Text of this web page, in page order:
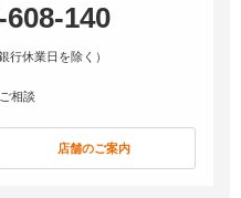
608-140
行休業日を除く）
相談
店舗のご案内